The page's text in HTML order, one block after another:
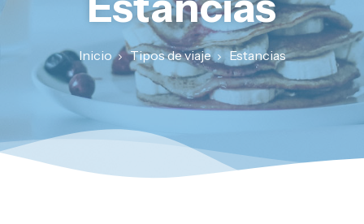
Inicio Tipos de viaje Estancias